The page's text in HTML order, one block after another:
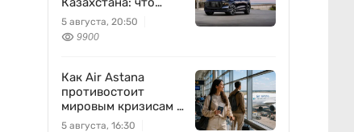
известно
5 августа, 20:50
9900
Как Air Astana
противостоит
мировым кризисам в
авиации
5 августа, 16:30